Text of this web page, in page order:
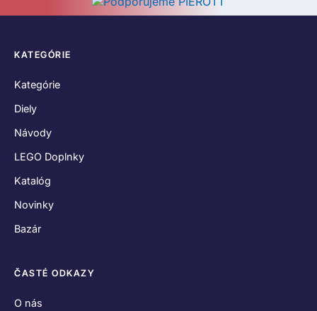
KATEGÓRIE
Kategórie
Diely
Návody
LEGO Doplnky
Katalóg
Novinky
Bazár
ČASTÉ ODKAZY
O nás